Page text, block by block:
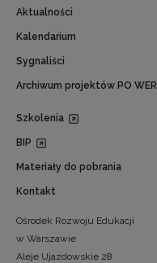
Aktualności
Kalendarium
Sygnaliści
Archiwum projektów PO WER
Szkolenia
BIP
Materiały do pobrania
Kontakt
Ośrodek Rozwoju Edukacji
w Warszawie
Aleje Ujazdowskie 28